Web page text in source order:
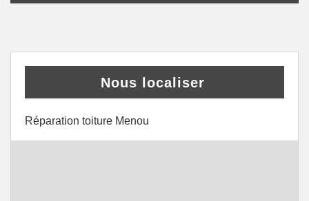
Nous localiser
Réparation toiture Menou